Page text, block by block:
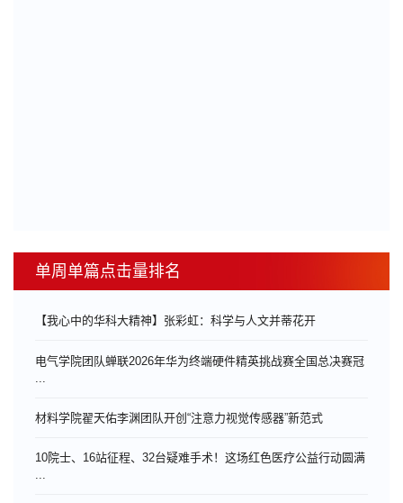
单周单篇点击量排名
【我心中的华科大精神】张彩虹：科学与人文并蒂花开
电气学院团队蝉联2026年华为终端硬件精英挑战赛全国总决赛冠
材料学院翟天佑李渊团队开创“注意力视觉传感器”新范式
10院士、16站征程、32台疑难手术！这场红色医疗公益行动圆满
...